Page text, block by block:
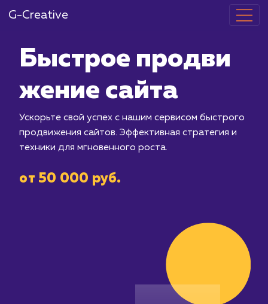
G-Creative
Быстрое
жение сайта
продвижения сайтов. Эффективная
от 50 000 руб.